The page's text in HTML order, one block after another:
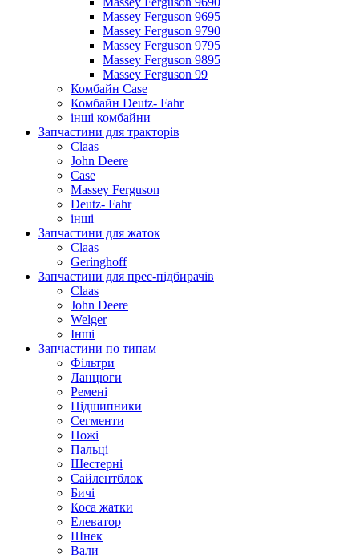
Massey Ferguson 9695
Massey Ferguson 9790
Massey Ferguson 9795
Massey Ferguson 9895
Massey Ferguson 99
Комбайн Case
Комбайн Deutz- Fahr
інші комбайни
Запчастини для тракторів
Claas
John Deere
Case
Massey Ferguson
Deutz- Fahr
інші
Запчастини для жаток
Claas
Geringhoff
Запчастини для прес-підбирачів
Claas
John Deere
Welger
Інші
Запчастини по типам
Фільтри
Ланцюги
Ремені
Підшипники
Сегменти
Ножі
Пальці
Шестерні
Сайлентблок
Бичі
Коса жатки
Елеватор
Шнек
Вали